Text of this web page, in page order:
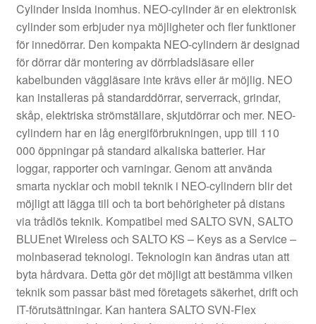
Cylinder Insida inomhus. NEO-cylinder är en elektronisk
cylinder som erbjuder nya möjligheter och fler funktioner
för innedörrar. Den kompakta NEO-cylindern är designad
för dörrar där montering av dörrbladsläsare eller
kabelbunden väggläsare inte krävs eller är möjlig. NEO
kan installeras på standarddörrar, serverrack, grindar,
skåp, elektriska strömställare, skjutdörrar och mer. NEO-
cylindern har en låg energiförbrukningen, upp till 110
000 öppningar på standard alkaliska batterier. Har
loggar, rapporter och varningar. Genom att använda
smarta nycklar och mobil teknik i NEO-cylindern blir det
möjligt att lägga till och ta bort behörigheter på distans
via trådlös teknik. Kompatibel med SALTO SVN, SALTO
BLUEnet Wireless och SALTO KS – Keys as a Service –
molnbaserad teknologi. Teknologin kan ändras utan att
byta hårdvara. Detta gör det möjligt att bestämma vilken
teknik som passar bäst med företagets säkerhet, drift och
IT-förutsättningar. Kan hantera SALTO SVN-Flex